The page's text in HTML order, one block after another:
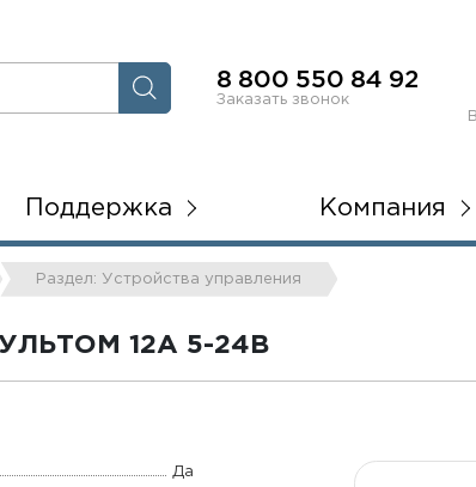
8 800 550 84 92
Заказать звонок
Поддержка Компания
Раздел: Устройства управления
12А 5-24В
Да